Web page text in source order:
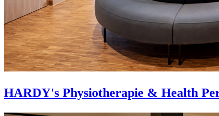
HARDY's Physiotherapie & Health